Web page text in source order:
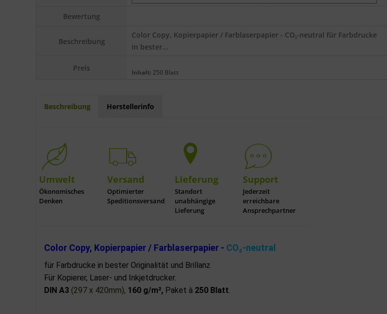
Bewertung
Beschreibung
Color Copy, Kopierpapier / Farblaserpapier - CO₂-neutral für Farbdrucke
in bester...
Preis Inhalt: 250 Blatt
Beschreibung Herstellerinfo
Umwelt
Ökonomisches
Denken
Versand
Optimierter
Speditionsversand
Lieferung
Standort
unabhängige
Lieferung
Support
Jederzeit
erreichbare
Ansprechpartner
Color Copy, Kopierpapier / Farblaserpapier - CO₂-neutral
für Farbdrucke in bester Originalität und Brillanz.
Für Kopierer, Laser- und Inkjetdrucker.
DIN A3 (297 x 420mm), 160 g/m², Paket à 250 Blatt.